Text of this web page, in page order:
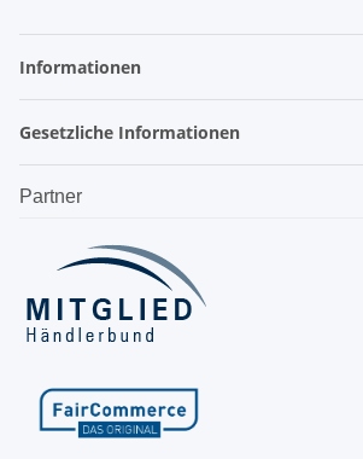
Informationen
Gesetzliche Informationen
Partner